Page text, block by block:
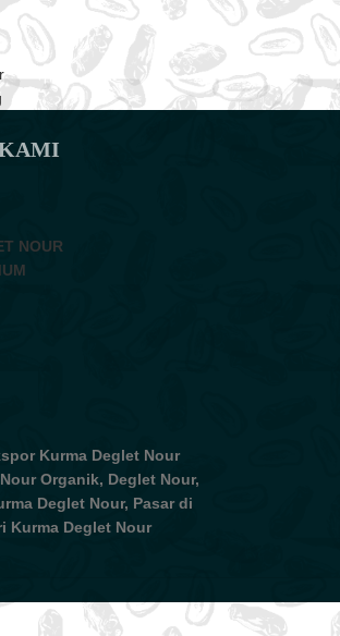
NOUR
Kurma Deglet Nour
Organik, Deglet Nour,
Deglet Nour, Pasar di
Kurma Deglet Nour